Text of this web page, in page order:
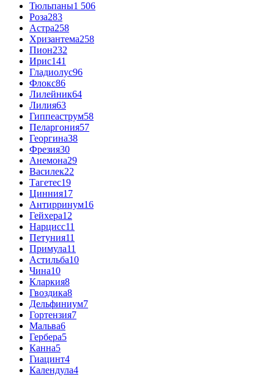
Тюльпаны1 506
Роза283
Астра258
Хризантема258
Пион232
Ирис141
Гладиолус96
Флокс86
Лилейник64
Лилия63
Гиппеаструм58
Пеларгония57
Георгина38
Фрезия30
Анемона29
Василек22
Тагетес19
Цинния17
Антирринум16
Гейхера12
Нарцисс11
Петуния11
Примула11
Астильба10
Чина10
Кларкия8
Гвоздика8
Дельфиниум7
Гортензия7
Мальва6
Гербера5
Канна5
Гиацинт4
Календула4